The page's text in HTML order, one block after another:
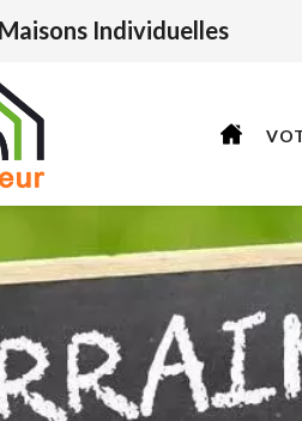
Individuelles